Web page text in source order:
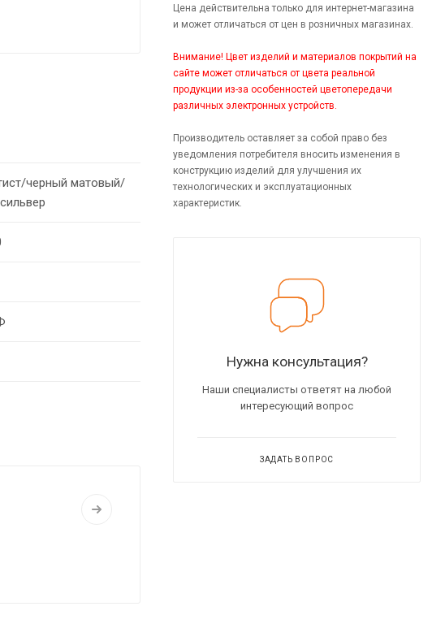
черный матовый/
Цена действительна только для интернет-магазина
и может отличаться от цен в розничных магазинах.
Внимание! Цвет изделий и материалов покрытий на
сайте может отличаться от цвета реальной
продукции из-за особенностей цветопередачи
различных электронных устройств.
Производитель оставляет за собой право без
уведомления потребителя вносить изменения в
конструкцию изделий для улучшения их
технологических и эксплуатационных
характеристик.
Нужна консультация?
Наши специалисты ответят на любой
интересующий вопрос
ЗАДАТЬ ВОПРОС